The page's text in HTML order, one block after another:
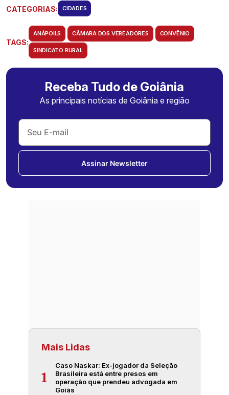
CATEGORIAS: CIDADES
TAGS:
ANÁPOILS CÂMARA DOS VEREADORES CONVÊNIO
SINDICATO RURAL
Receba Tudo de Goiânia
As principais notícias de Goiânia e região
Assinar Newsletter
Mais Lidas
1
Caso Naskar: Ex-jogador da Seleção
Brasileira está entre presos em
operação que prendeu advogada em
Goiás